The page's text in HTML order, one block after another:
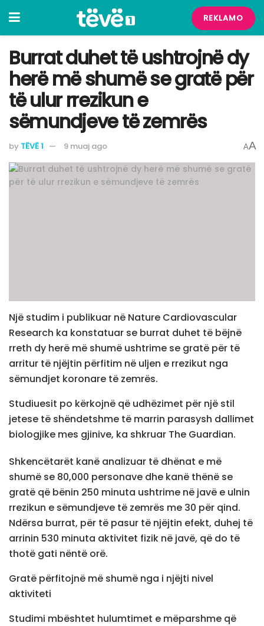
REKLAMO
Burrat duhet të ushtrojnë dy
herë më shumë se gratë për
të ulur rrezikun e
sëmundjeve të zemrës
by TËVË 1 9 muaj ago AA
Një studim i publikuar në Nature Cardiovascular
Research ka konstatuar se burrat duhet të bëjnë
rreth dy herë më shumë ushtrime se gratë për të
arritur të njëjtin përfitim në uljen e rrezikut nga
sëmundjet koronare të zemrës.
Studiuesit po kërkojnë që udhëzimet për një stil
jetese të shëndetshme të marrin parasysh dallimet
biologjike mes gjinive, ka shkruar The Guardian.
Shkencëtarët kanë analizuar të dhënat e më
shumë se 80,000 personave dhe kanë thënë se
gratë që bënin 250 minuta ushtrime në javë e ulnin
rrezikun e sëmundjeve të zemrës me 30 për qind.
Ndërsa burrat, për të pasur të njëjtin efekt, duhej të
arrinin 530 minuta aktivitet fizik në javë, që do të
thotë gati nëntë orë.
Gratë përfitojnë më shumë nga i njëjti nivel
aktiviteti
Studimi mbështet hulumtimet e mëparshme që